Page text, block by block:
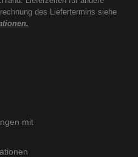
des Liefertermins siehe
mit